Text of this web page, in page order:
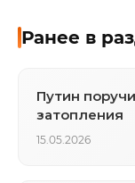
Ранее в
Путин
затопления
15.05.2026